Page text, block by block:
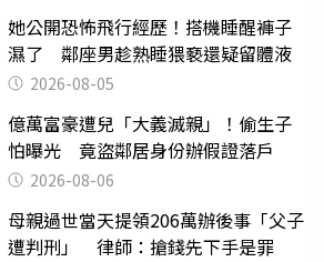
她公開恐怖飛行經歷！搭機睡醒褲子
濕了 鄰座男趁熟睡猥褻還疑留體液
2026-08-05
億萬富豪遭兒「大義滅親」！偷生子
怕曝光 竟盜鄰居身份辦假證落戶
2026-08-06
母親過世當天提領206萬辦後事「父子
遭判刑」 律師：搶錢先下手是罪